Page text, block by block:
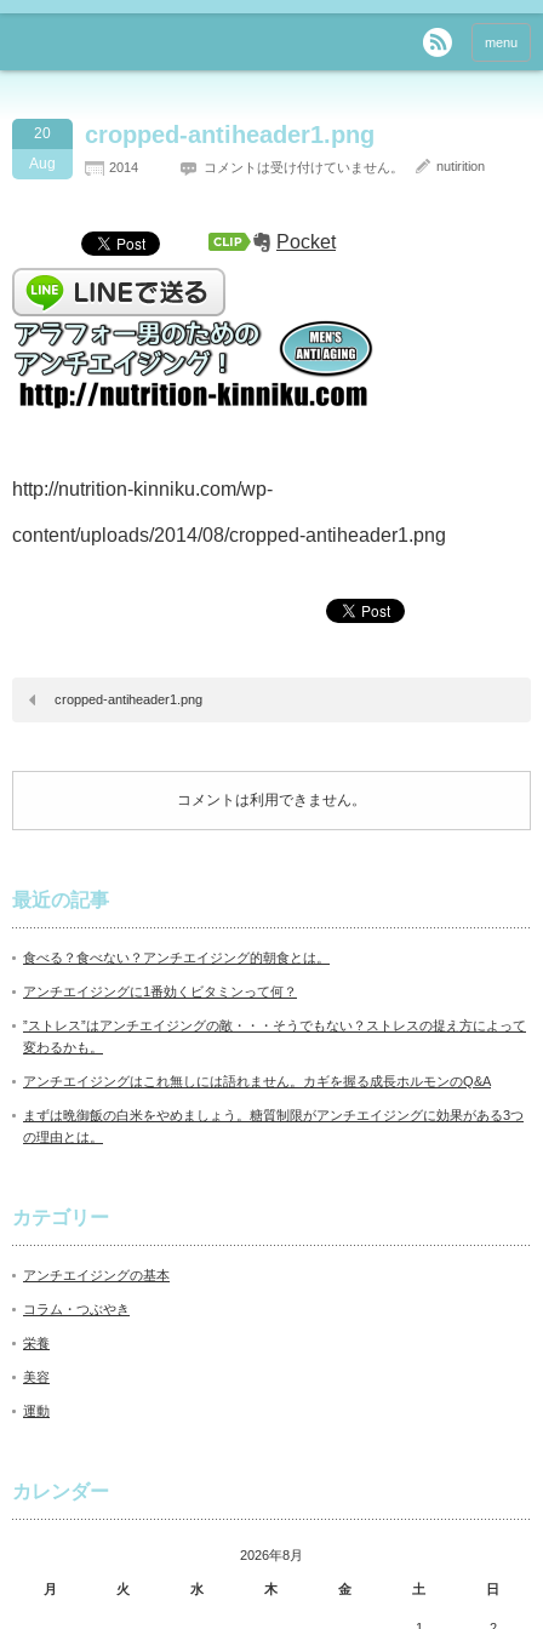
menu
20
Aug
cropped-antiheader1.png
2014 コメントは受け付けていません。 nutirition
Pocket
http://nutrition-kinniku.com/wp-
content/uploads/2014/08/cropped-antiheader1.png
cropped-antiheader1.png
コメントは利用できません。
最近の記事
食べる？食べない？アンチエイジング的朝食とは。
アンチエイジングに1番効くビタミンって何？
”ストレス”はアンチエイジングの敵・・・そうでもない？ストレスの捉え方によって
変わるかも。
アンチエイジングはこれ無しには語れません。カギを握る成長ホルモンのQ&A
まずは晩御飯の白米をやめましょう。糖質制限がアンチエイジングに効果がある3つ
の理由とは。
カテゴリー
アンチエイジングの基本
コラム・つぶやき
栄養
美容
運動
カレンダー
2026年8月
月 火 水 木 金 土 日